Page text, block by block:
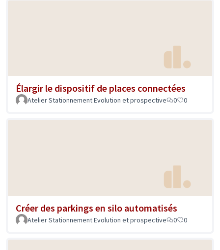
Élargir le dispositif de places connectées
Atelier Stationnement Evolution et prospective 0 0
Créer des parkings en silo automatisés
Atelier Stationnement Evolution et prospective 0 0